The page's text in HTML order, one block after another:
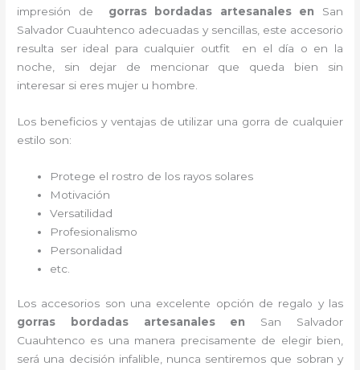
impresión de gorras bordadas artesanales en San
Salvador Cuauhtenco adecuadas y sencillas, este accesorio
resulta ser ideal para cualquier outfit en el día o en la
noche, sin dejar de mencionar que queda bien sin
interesar si eres mujer u hombre.
Los beneficios y ventajas de utilizar una gorra de cualquier
estilo son:
Protege el rostro de los rayos solares
Motivación
Versatilidad
Profesionalismo
Personalidad
etc.
Los accesorios son una excelente opción de regalo y las
gorras bordadas artesanales en San Salvador
Cuauhtenco es una manera precisamente de elegir bien,
será una decisión infalible, nunca sentiremos que sobran y